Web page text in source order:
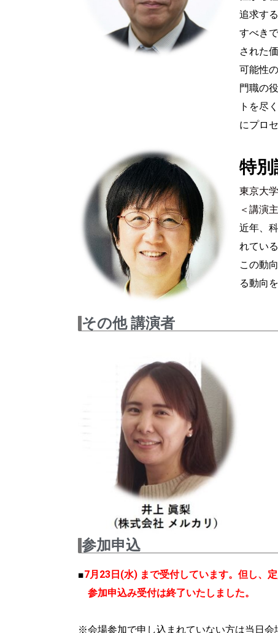
追求す
すべき
された
可能性
門職の
トを尽
にプロ
特別
東京大
＜講演
近年、
れてい
この動
る動向
その他 講演者
参加申込
■7月23日(水) まで受付しています。但し、
参加申込み受付は終了いたしました。
※会場参加で申し込まれていない方は当日会